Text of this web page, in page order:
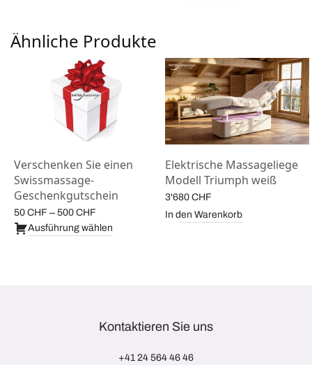
Ähnliche Produkte
Verschenken Sie einen
Swissmassage-
Geschenkgutschein
50 CHF – 500 CHF
50 CHF bis
Ausführung wählen
Elektrische Massageliege
Modell Triumph weiß
3'680 CHF
In den Warenkorb
Kontaktieren Sie uns
+41 24 564 46 46